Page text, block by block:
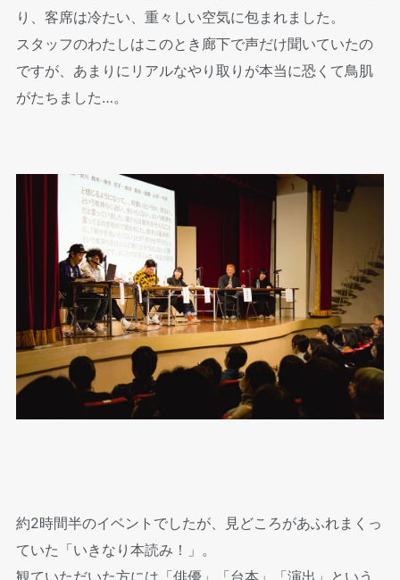
り、客席は冷たい、重々しい空気に包まれました。
スタッフのわたしはこのとき廊下で声だけ聞いていたの
ですが、あまりにリアルなやり取りが本当に恐くて鳥肌
がたちました…。
約2時間半のイベントでしたが、見どころがあふれまくっ
ていた「いきなり本読み！」。
観ていただいた方には「俳優」「台本」「演出」という